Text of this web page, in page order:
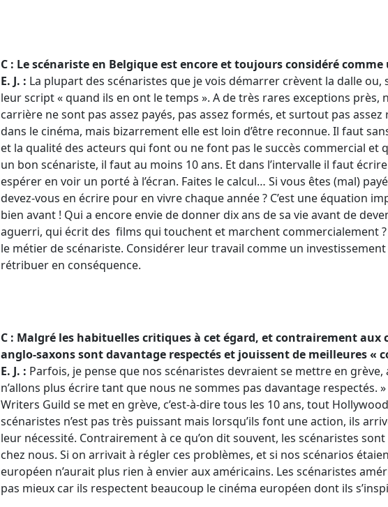
C : Le scénariste en Belgique est encore et toujours considéré
E. J. : La plupart des scénaristes que je vois démarrer crèvent la dalle ou,
leur script « quand ils en ont le temps ». A de très rares exceptions
carrière ne sont pas assez payés, pas assez formés, et surtout pas
dans le cinéma, mais bizarrement elle est loin d’être reconnue. Il faut
et la qualité des acteurs qui font ou ne font pas le succès commercial et
un bon scénariste, il faut au moins 10 ans. Et dans l’intervalle il faut
espérer en voir un porté à l’écran. Faites le calcul… Si vous êtes (mal)
devez-vous en écrire pour en vivre chaque année ? C’est une équation
bien avant ! Qui a encore envie de donner dix ans de sa vie avant de
aguerri, qui écrit des films qui touchent et marchent commercialement ?
le métier de scénariste. Considérer leur travail comme un
rétribuer en conséquence.
C : Malgré les habituelles critiques à cet égard, et contrairement aux
anglo-saxons sontdavantage respectés et jouissent de meilleures «
E. J. : Parfois, je pense que nos scénaristes devraient se mettre en
n’allons plus écrire tant que nous ne sommes pas davantage respectés. »
Writers Guild se met en grève, c’est-à-dire tous les 10 ans, tout
scénaristes n’est pas très puissant mais lorsqu’ils font une action, ils
leur nécessité. Contrairement à ce qu’on dit souvent, les scénaristes
chez nous. Si on arrivait à régler ces problèmes, et si nos scénarios
européen n’aurait plus rien à envier aux américains. Les scénaristes
pas mieux car ils respectent beaucoup le cinéma européen dont ils